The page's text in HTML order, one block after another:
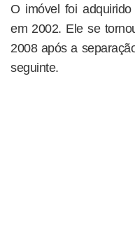
O imóvel foi
em 2002. Ele se
2008 após a
seguinte.